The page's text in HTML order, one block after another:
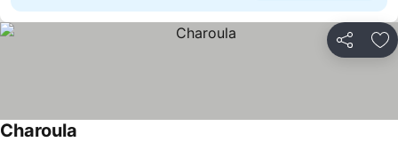
Deli
Charoula